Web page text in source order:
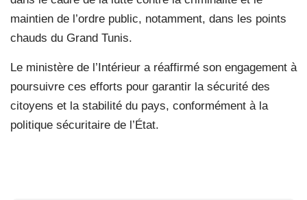
maintien de l’ordre public, notamment, dans les points
chauds du Grand Tunis.
Le ministère de l’Intérieur a réaffirmé son engagement à
poursuivre ces efforts pour garantir la sécurité des
citoyens et la stabilité du pays, conformément à la
politique sécuritaire de l’État.